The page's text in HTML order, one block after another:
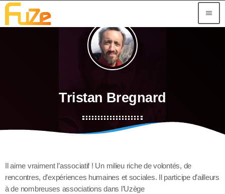
menu
Tristan Bregnard
Il aime vraiment l’associatif ! Un milieu riche de volontés, de
rencontres, d’expériences humaines et sociales. Il participe d’ailleurs
à de nombreuses associations dans l’Uzège